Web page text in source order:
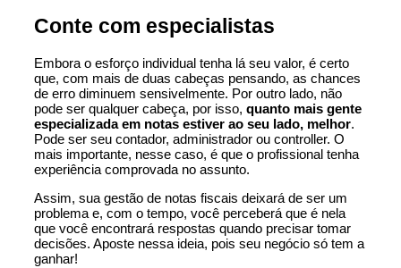
Conte com especialistas
Embora o esforço individual tenha lá seu valor, é certo
que, com mais de duas cabeças pensando, as chances
de erro diminuem sensivelmente. Por outro lado, não
pode ser qualquer cabeça, por isso, quanto mais gente
especializada em notas estiver ao seu lado, melhor.
Pode ser seu contador, administrador ou controller. O
mais importante, nesse caso, é que o profissional tenha
experiência comprovada no assunto.
Assim, sua gestão de notas fiscais deixará de ser um
problema e, com o tempo, você perceberá que é nela
que você encontrará respostas quando precisar tomar
decisões. Aposte nessa ideia, pois seu negócio só tem a
ganhar!